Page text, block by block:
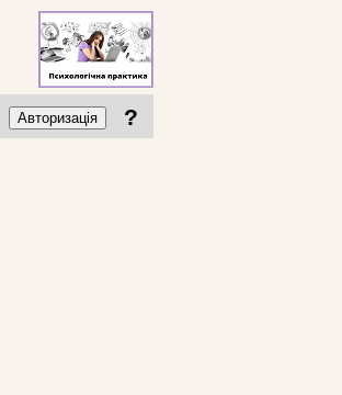
Авторизація ?